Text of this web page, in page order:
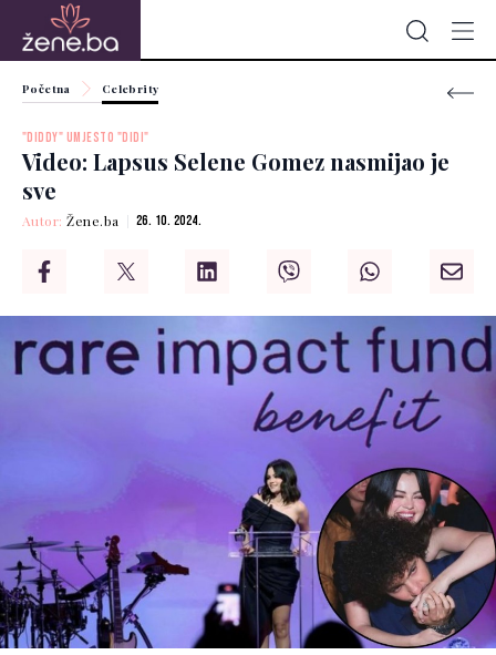
Početna Celebrity
"DIDDY" UMJESTO "DIDI"
Video: Lapsus Selene Gomez nasmijao je
sve
Autor:Žene.ba 26. 10. 2024.